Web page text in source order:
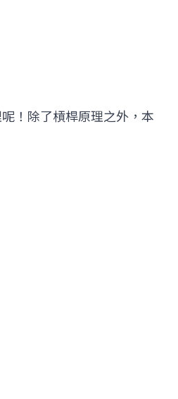
！除了槓桿原理之外，本